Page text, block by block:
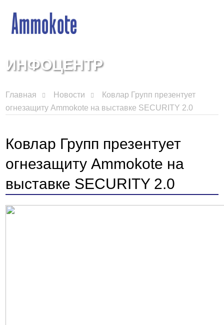
ИНФОЦЕНТР
Главная Новости
Ковлар Групп презентует
огнезащиту Ammokote на выставке SECURITY 2.0
Ковлар Групп презентует
огнезащиту Ammokote на
выставке SECURITY 2.0